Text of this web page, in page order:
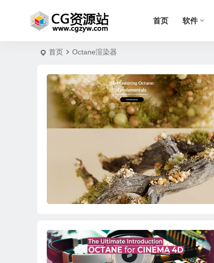
首页 软件
首页 Octane渲染器